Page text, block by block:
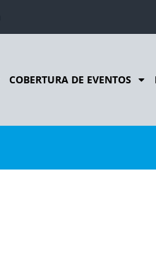
COBERTURA DE EVENTOS